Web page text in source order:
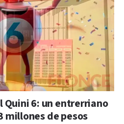
Quini 6: un entrerriano
millones de pesos